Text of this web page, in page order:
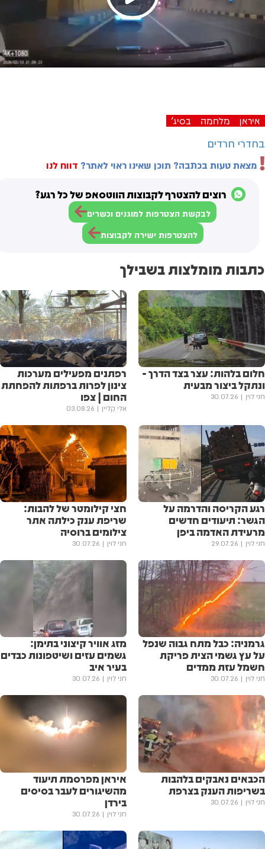
Play
איראן מלחמה בסיג'
בחדרי חרדים
מצאת טעות בכתבה? תוכן שאינו ראוי לאתר? דווח לנו
רוצים להצטרף לקבוצות הווטסאפ של כל רגע?
לבקשת הצטרפות למוגנים וכשרים
להצטרפות ישירה לקבוצות
כתבות מומלצות בשבילך
חלום בלהות: עצר בצד הדרך -
ונתקל ביצור מבעית
חני לוין 30.07.26
רפתנים מפעילים מערכות
צינון לפרות ברפתות להפחתת
החום | צפו
אלי קליין 03.08.26
רגע הקריסה והדרמה על
הגשר: תיעודים חדשים
מרעידת האדמה ביפן
חני לוין 29.07.26
חצי קילומטר של להבות:
שריפת ענק כילתה אתר
צילומים ברוסיה
חני לוין 30.07.26
גרמניה: כבל מתח גבוה שנפל
על עץ גשמי הצית פריקת
חשמל עזת ממדים
חני לוין 30.07.26
מזג אוויר קיצוני בתימן:
גשמים עזים ושיטפונות כבדים
בעיר איב
חני לוין 30.07.26
הכבאים נאבקים בלהבות
בשריפות הענק בצרפת
חני לוין 30.07.26
איראן מפרסמת תיעוד
מהשיגורים לעבר בסיסים
בירדן
חני לוין 30.07.26